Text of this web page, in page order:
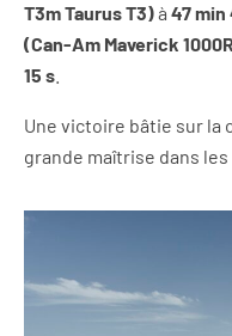
T3m Taurus T3)à 47 min
(Can-Am Maverick
15 s
Une victoire bâtie sur la
grande maîtrise dans